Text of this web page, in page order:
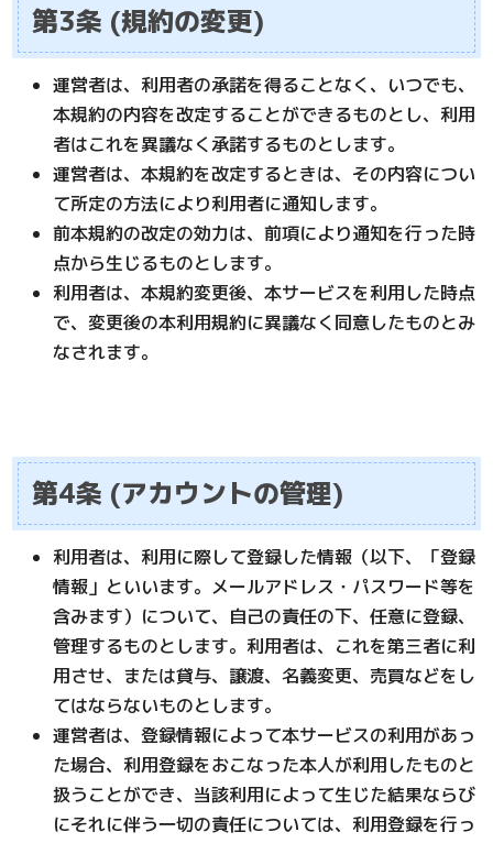
第3条 (規約の変更)
運営者は、利用者の承諾を得ることなく、いつでも、
本規約の内容を改定することができるものとし、利用
者はこれを異議なく承諾するものとします。
運営者は、本規約を改定するときは、その内容につい
て所定の方法により利用者に通知します。
前本規約の改定の効力は、前項により通知を行った時
点から生じるものとします。
利用者は、本規約変更後、本サービスを利用した時点
で、変更後の本利用規約に異議なく同意したものとみ
なされます。
第4条 (アカウントの管理)
利用者は、利用に際して登録した情報（以下、「登録
情報」といいます。メールアドレス・パスワード等を
含みます）について、自己の責任の下、任意に登録、
管理するものとします。利用者は、これを第三者に利
用させ、または貸与、譲渡、名義変更、売買などをし
てはならないものとします。
運営者は、登録情報によって本サービスの利用があっ
た場合、利用登録をおこなった本人が利用したものと
扱うことができ、当該利用によって生じた結果ならび
にそれに伴う一切の責任については、利用登録を行っ